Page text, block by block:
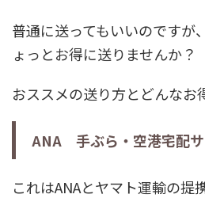
普通に送ってもいいのですが
ょっとお得に送りませんか？
おススメの送り方とどんなお
ANA 手ぶら・空港宅配サ
これはANAとヤマト運輸の提